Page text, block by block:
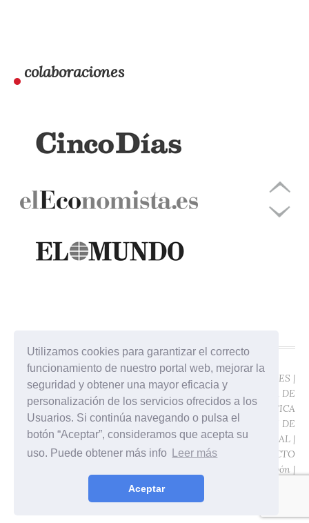
Utilizamos cookies para garantizar el correcto
funcionamiento de nuestro portal web, mejorar la
seguridad y obtener una mayor eficacia y
personalización de los servicios ofrecidos a los
Usuarios. Si continúa navegando o pulsa el
botón “Aceptar”, consideramos que acepta su
uso. Puede obtener más info
Leer más
Aceptar
colaboraciones
©ÁTICO JURÍDICO -
SALCEDO ABOGADOS
2017
Gran Vía de las
Germanías, 25. 12ª -
46006 Valencia (España)
POLÍTICA DE COOKIES |
POLÍTICA DE
PRIVACIDAD |POLÍTICA
DE PROTECCIÓN DE
DATOS|AVISO LEGAL |
CONTACTO
Javier Pavón |